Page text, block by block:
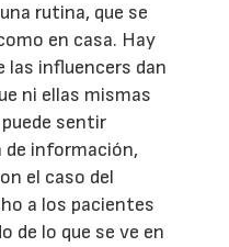
rutina, que se
en casa. Hay
las influencers dan
ni ellas mismas
sentir
de información,
el caso del
a los pacientes
de lo que se ve en